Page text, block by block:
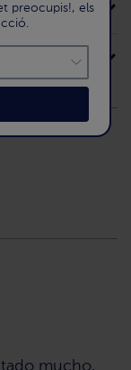
mucho.
preocupis!, els